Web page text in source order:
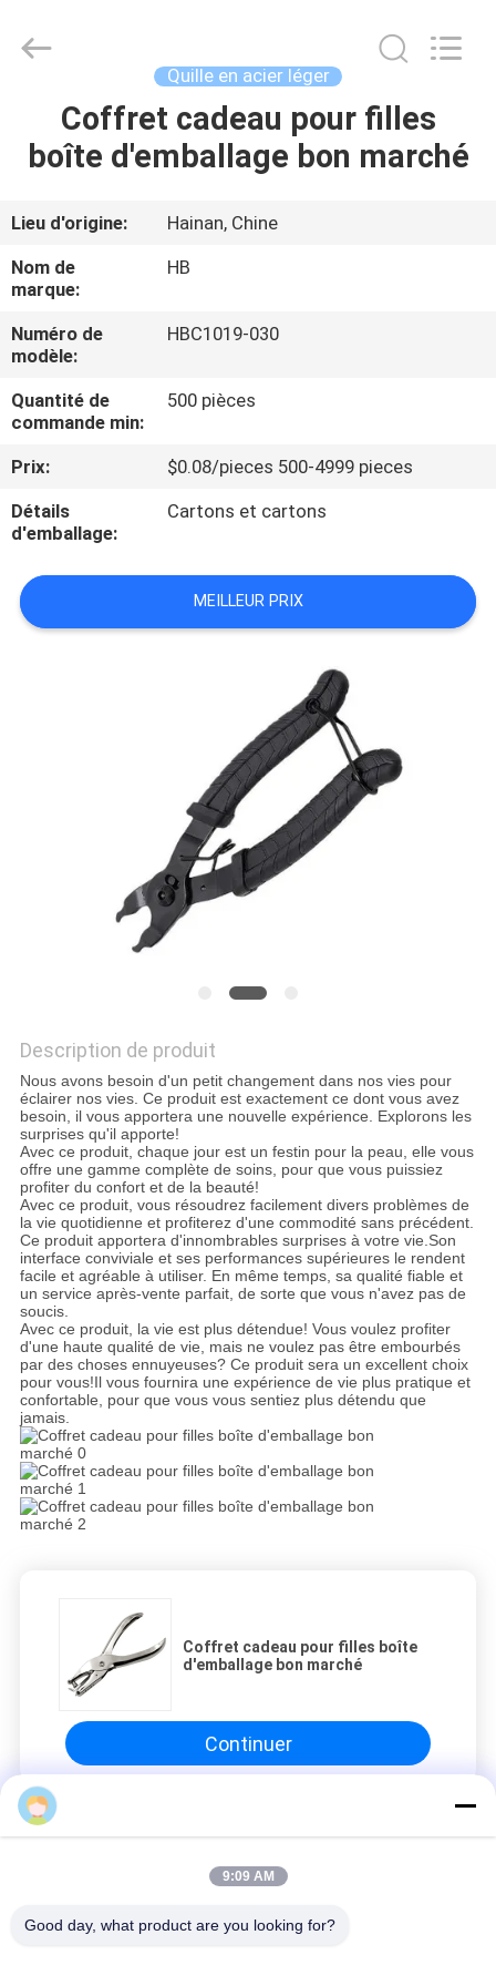
LA
PRODUITS
À
PROPOS
DE
VISITE
L'USINE
CONTACTER
NOUVELLES
AFFAIRES
DEMANDEZ
UN DEVIS
PLAN
DU
SITE
POLITIQUE
DE
CONFIDENTIALITÉ
Quille en acier léger
Coffret cadeau pour filles
boîte d'emballage bon marché
Lieu d'origine:
Hainan, Chine
Nom de
marque:
HB
Numéro de
modèle:
HBC1019-030
Quantité de
commande min:
500 pièces
Prix:
$0.08/pieces 500-4999 pieces
Détails
d'emballage:
Cartons et cartons
MEILLEUR PRIX
Description de produit
Nous avons besoin d'un petit changement dans nos vies pour
éclairer nos vies. Ce produit est exactement ce dont vous avez
besoin, il vous apportera une nouvelle expérience. Explorons les
surprises qu'il apporte!
Avec ce produit, chaque jour est un festin pour la peau, elle vous
offre une gamme complète de soins, pour que vous puissiez
profiter du confort et de la beauté!
Avec ce produit, vous résoudrez facilement divers problèmes de
la vie quotidienne et profiterez d'une commodité sans précédent.
Ce produit apportera d'innombrables surprises à votre vie.Son
interface conviviale et ses performances supérieures le rendent
facile et agréable à utiliser. En même temps, sa qualité fiable et
un service après-vente parfait, de sorte que vous n'avez pas de
soucis.
Avec ce produit, la vie est plus détendue! Vous voulez profiter
d'une haute qualité de vie, mais ne voulez pas être embourbés
par des choses ennuyeuses? Ce produit sera un excellent choix
pour vous!Il vous fournira une expérience de vie plus pratique et
confortable, pour que vous vous sentiez plus détendu que
jamais.
Coffret cadeau pour filles boîte
d'emballage bon marché
Continuer
Quille en acier léger
Coffret cadeau pour filles boîte d'emballage bon marché
Coffret cadeau pour filles boîte d'emballage bon marché
9:09 AM
Good day, what product are you looking for?